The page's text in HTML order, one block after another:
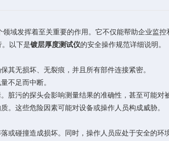
发挥着至关重要的作用。它不仅能帮助企业监控
。以下是镀层厚度测试仪的安全操作规范详细说明。
无损坏、无裂痕，并且所有部件连接紧密。
不足而中断。
污的探头会影响测量结果的准确性，甚至可能对
这些危险因素可能对设备或操作人员构成威胁。
碰撞造成损坏。同时，操作人员应处于安全的环